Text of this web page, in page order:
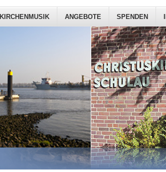
KIRCHENMUSIK ANGEBOTE SPENDEN